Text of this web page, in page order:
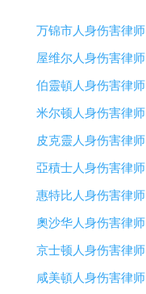
万锦市人身伤害律师
屋维尔人身伤害律师
伯靈頓人身伤害律师
米尔顿人身伤害律师
皮克靈人身伤害律师
亞積士人身伤害律师
惠特比人身伤害律师
奧沙华人身伤害律师
京士顿人身伤害律师
咸美頓人身伤害律师